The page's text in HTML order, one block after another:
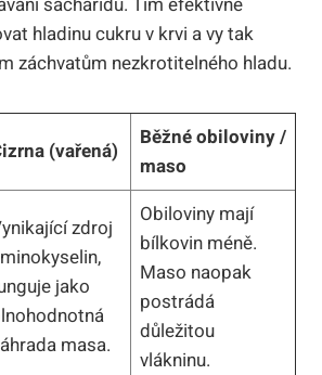
hladinu cukru v krvi a vy tak
záchvatům nezkrotitelného hladu.
(vařená)
Běžné obiloviny /
maso
zdroj
jako
masa.
Obiloviny mají
bílkovin méně.
Maso naopak
postrádá
důležitou
vlákninu.